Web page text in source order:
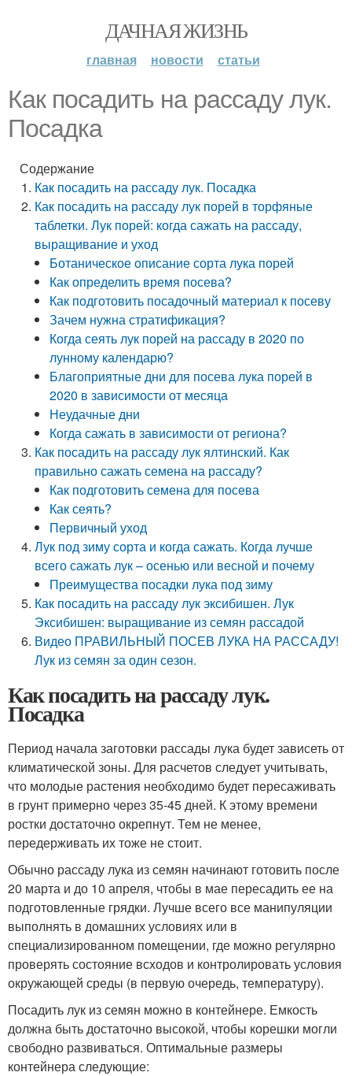
ДАЧНАЯ ЖИЗНЬ
главная новости статьи
Как посадить на рассаду лук.
Посадка
Содержание
Как посадить на рассаду лук. Посадка
Как посадить на рассаду лук порей в торфяные
таблетки. Лук порей: когда сажать на рассаду,
выращивание и уход
Ботаническое описание сорта лука порей
Как определить время посева?
Как подготовить посадочный материал к посеву
Зачем нужна стратификация?
Когда сеять лук порей на рассаду в 2020 по
лунному календарю?
Благоприятные дни для посева лука порей в
2020 в зависимости от месяца
Неудачные дни
Когда сажать в зависимости от региона?
Как посадить на рассаду лук ялтинский. Как
правильно сажать семена на рассаду?
Как подготовить семена для посева
Как сеять?
Первичный уход
Лук под зиму сорта и когда сажать. Когда лучше
всего сажать лук – осенью или весной и почему
Преимущества посадки лука под зиму
Как посадить на рассаду лук эксибишен. Лук
Эксибишен: выращивание из семян рассадой
Видео ПРАВИЛЬНЫЙ ПОСЕВ ЛУКА НА РАССАДУ!
Лук из семян за один сезон.
Как посадить на рассаду лук.
Посадка
Период начала заготовки рассады лука будет зависеть от
климатической зоны. Для расчетов следует учитывать,
что молодые растения необходимо будет пересаживать
в грунт примерно через 35-45 дней. К этому времени
ростки достаточно окрепнут. Тем не менее,
передерживать их тоже не стоит.
Обычно рассаду лука из семян начинают готовить после
20 марта и до 10 апреля, чтобы в мае пересадить ее на
подготовленные грядки. Лучше всего все манипуляции
выполнять в домашних условиях или в
специализированном помещении, где можно регулярно
проверять состояние всходов и контролировать условия
окружающей среды (в первую очередь, температуру).
Посадить лук из семян можно в контейнере. Емкость
должна быть достаточно высокой, чтобы корешки могли
свободно развиваться. Оптимальные размеры
контейнера следующие: